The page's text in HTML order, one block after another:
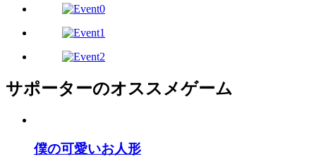
サポーターのオススメゲーム
僕の可愛いお人形